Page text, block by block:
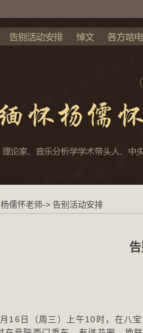
儒怀老师-> 告别活动安排
日（周三）上午10时，在八宝